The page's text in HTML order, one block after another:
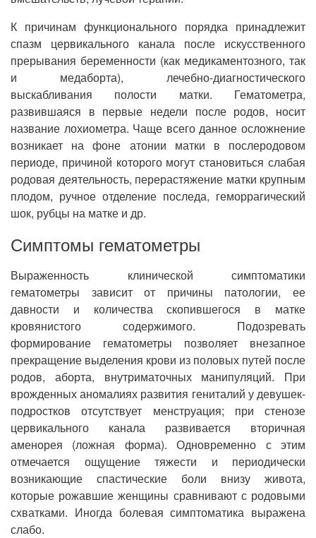
К причинам функционального порядка принадлежит
спазм цервикального канала после искусственного
прерывания беременности (как медикаментозного, так
и медаборта), лечебно-диагностического
выскабливания полости матки. Гематометра,
развившаяся в первые недели после родов, носит
название лохиометра. Чаще всего данное осложнение
возникает на фоне атонии матки в послеродовом
периоде, причиной которого могут становиться слабая
родовая деятельность, перерастяжение матки крупным
плодом, ручное отделение последа, геморрагический
шок, рубцы на матке и др.
Симптомы гематометры
Выраженность клинической симптоматики
гематометры зависит от причины патологии, ее
давности и количества скопившегося в матке
кровянистого содержимого. Подозревать
формирование гематометры позволяет внезапное
прекращение выделения крови из половых путей после
родов, аборта, внутриматочных манипуляций. При
врожденных аномалиях развития гениталий у девушек-
подростков отсутствует менструация; при стенозе
цервикального канала развивается вторичная
аменорея (ложная форма). Одновременно с этим
отмечается ощущение тяжести и периодически
возникающие спастические боли внизу живота,
которые рожавшие женщины сравнивают с родовыми
схватками. Иногда болевая симптоматика выражена
слабо.